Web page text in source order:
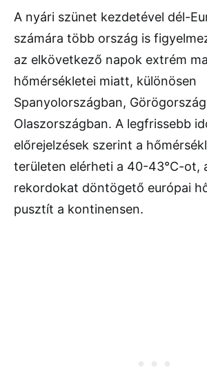
A nyári szünet kezdetével dél-
számára több ország is
az elkövetkező napok extrém
hőmérsékletei miatt, különösen
Spanyolországban,
Olaszországban. A legfrissebb
előrejelzések szerint a
területen elérheti a 40-43°C-ot,
rekordokat döntögető európai
pusztít a kontinensen.